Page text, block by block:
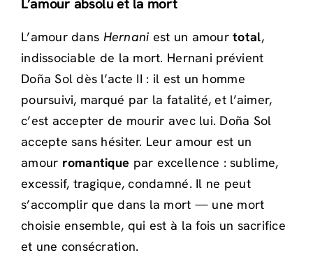
L’amour dans Hernani est un amourtotal,
indissociable de la mort. Hernani prévient
Doña Sol dès l’acte II : il est un homme
poursuivi, marqué par la fatalité, et l’aimer,
c’est accepter de mourir avec lui. Doña Sol
accepte sans hésiter. Leur amour est un
amour romantique par excellence : sublime,
excessif, tragique, condamné. Il ne peut
s’accomplir que dans la mort — une mort
choisie ensemble, qui est à la fois un sacrifice
et une consécration.